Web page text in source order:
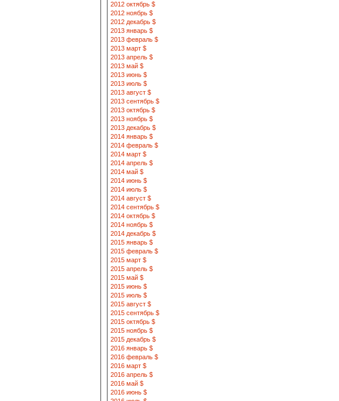
2012 октябрь $
2012 ноябрь $
2012 декабрь $
2013 январь $
2013 февраль $
2013 март $
2013 апрель $
2013 май $
2013 июнь $
2013 июль $
2013 август $
2013 сентябрь $
2013 октябрь $
2013 ноябрь $
2013 декабрь $
2014 январь $
2014 февраль $
2014 март $
2014 апрель $
2014 май $
2014 июнь $
2014 июль $
2014 август $
2014 сентябрь $
2014 октябрь $
2014 ноябрь $
2014 декабрь $
2015 январь $
2015 февраль $
2015 март $
2015 апрель $
2015 май $
2015 июнь $
2015 июль $
2015 август $
2015 сентябрь $
2015 октябрь $
2015 ноябрь $
2015 декабрь $
2016 январь $
2016 февраль $
2016 март $
2016 апрель $
2016 май $
2016 июнь $